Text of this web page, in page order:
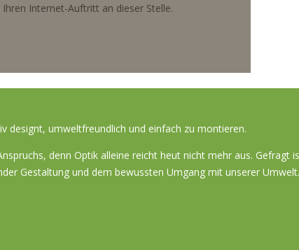
Internet-Auftritt an dieser Stelle.
designt, umweltfreundlich und einfach zu montieren.
denn Optik alleine reicht heut nicht mehr aus. Gefragt
Gestaltung und dem bewussten Umgang mit unserer Umwelt.